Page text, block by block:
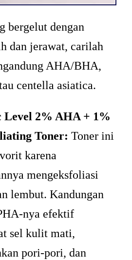
bergelut dengan
dan jerawat, carilah
AHA/BHA,
centella asiatica.
Level 2% AHA + 1%
Toner: Toner ini
karena
mengeksfoliasi
lembut. Kandungan
nya efektif
sel kulit mati,
pori-pori, dan